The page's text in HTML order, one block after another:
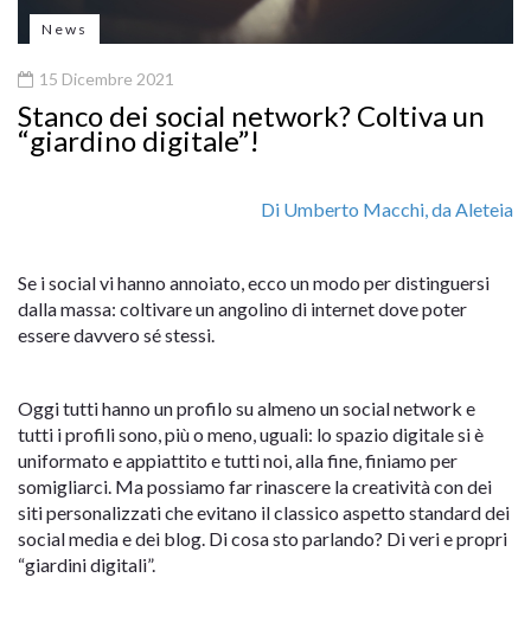
News
15 Dicembre 2021
Stanco dei social network? Coltiva un
“giardino digitale”!
Di Umberto Macchi, da Aleteia
Se i social vi hanno annoiato, ecco un modo per distinguersi
dalla massa: coltivare un angolino di internet dove poter
essere davvero sé stessi.
Oggi tutti hanno un profilo su almeno un social network e
tutti i profili sono, più o meno, uguali: lo spazio digitale si è
uniformato e appiattito e tutti noi, alla fine, finiamo per
somigliarci. Ma possiamo far rinascere la creatività con dei
siti personalizzati che evitano il classico aspetto standard dei
social media e dei blog. Di cosa sto parlando? Di veri e propri
“giardini digitali”.